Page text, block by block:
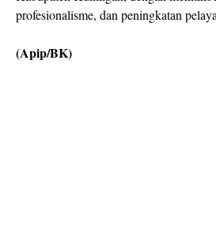
profesionalisme, dan peningkatan
(Apip/BK)